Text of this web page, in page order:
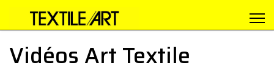
Vidéos Art Textile